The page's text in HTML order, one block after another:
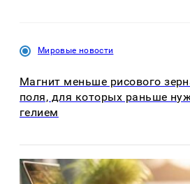
Мировые новости
Магнит меньше рисового
поля, для которых раньше
гелием